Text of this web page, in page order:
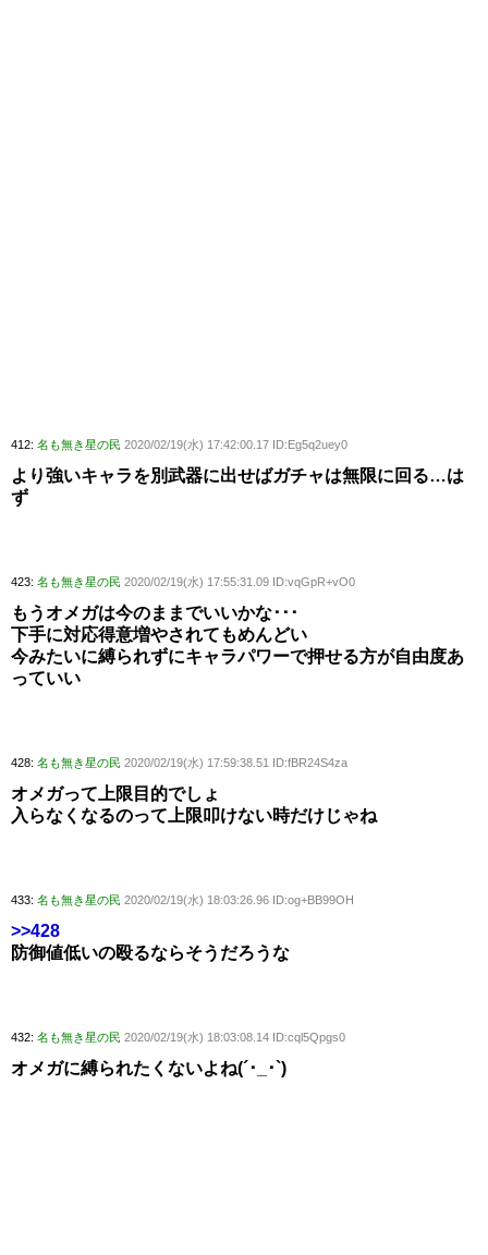
412: 名も無き星の民 2020/02/19(水) 17:42:00.17 ID:Eg5q2uey0
より強いキャラを別武器に出せばガチャは無限に回る…は
ず
423: 名も無き星の民 2020/02/19(水) 17:55:31.09 ID:vqGpR+vO0
もうオメガは今のままでいいかな･･･
下手に対応得意増やされてもめんどい
今みたいに縛られずにキャラパワーで押せる方が自由度あ
っていい
428: 名も無き星の民 2020/02/19(水) 17:59:38.51 ID:fBR24S4za
オメガって上限目的でしょ
入らなくなるのって上限叩けない時だけじゃね
433: 名も無き星の民 2020/02/19(水) 18:03:26.96 ID:og+BB99OH
>>428
防御値低いの殴るならそうだろうな
432: 名も無き星の民 2020/02/19(水) 18:03:08.14 ID:cql5Qpgs0
オメガに縛られたくないよね(´･_･`)